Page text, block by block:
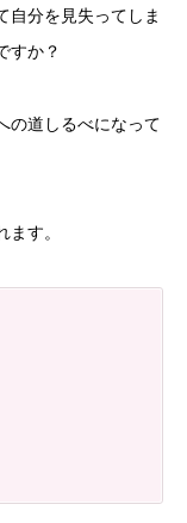
自分を見失ってしま
すか？
の道しるべになって
す。